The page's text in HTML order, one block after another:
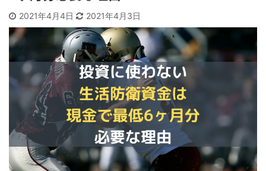
2021年4月4日 2021年4月3日